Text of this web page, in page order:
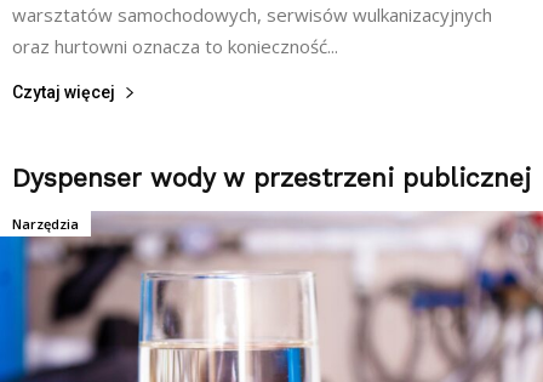
warsztatów samochodowych, serwisów wulkanizacyjnych
oraz hurtowni oznacza to konieczność...
Czytaj więcej
Dyspenser wody w przestrzeni publicznej
Narzędzia